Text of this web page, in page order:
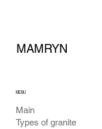
MAMRYN
Main
Types of granite
MENU